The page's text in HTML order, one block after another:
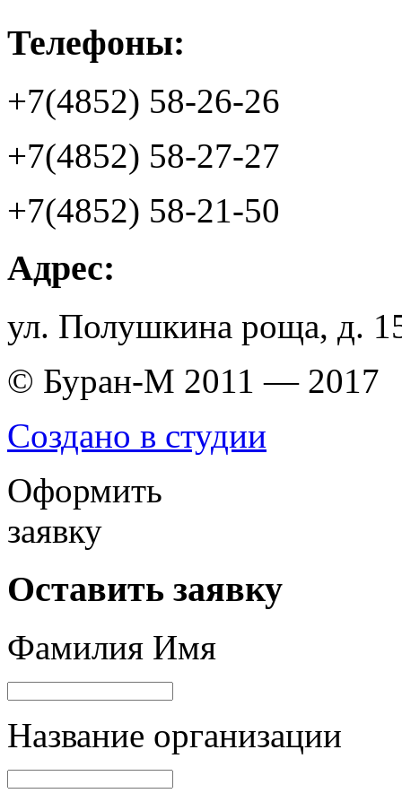
Телефоны:
+7(4852) 58-26-26
+7(4852) 58-27-27
+7(4852) 58-21-50
Адрес:
ул. Полушкина роща, д.
© Буран-М 2011 — 2017
Создано в студии
Оформить
заявку
Оставить заявку
Фамилия Имя
Название организации